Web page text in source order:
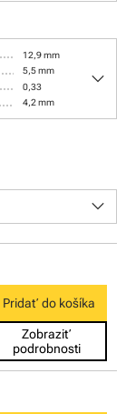
12,9 mm
5,5 mm
0,33
4,2 mm
keyboard_arrow_down
keyboard_arrow_down
Pridať do košíka
Zobraziť
podrobnosti